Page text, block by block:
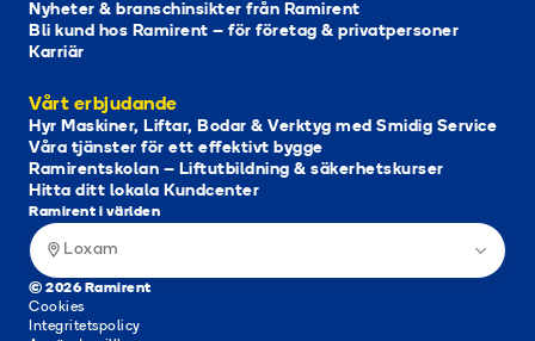
Nyheter & branschinsikter från Ramirent
Bli kund hos Ramirent – för företag & privatpersoner
Karriär
Vårt erbjudande
Hyr Maskiner, Liftar, Bodar & Verktyg med Smidig Service
Våra tjänster för ett effektivt bygge
Ramirentskolan – Liftutbildning & säkerhetskurser
Hitta ditt lokala Kundcenter
© 2026 Ramirent
Cookies
Integritetspolicy
Ramirent i världen
Loxam